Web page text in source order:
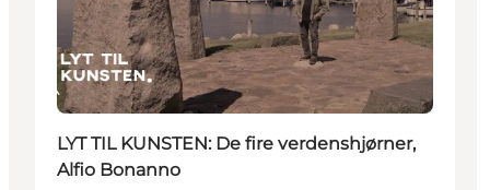
LYT TIL KUNSTEN: De fire verdenshjørner,
Alfio Bonanno